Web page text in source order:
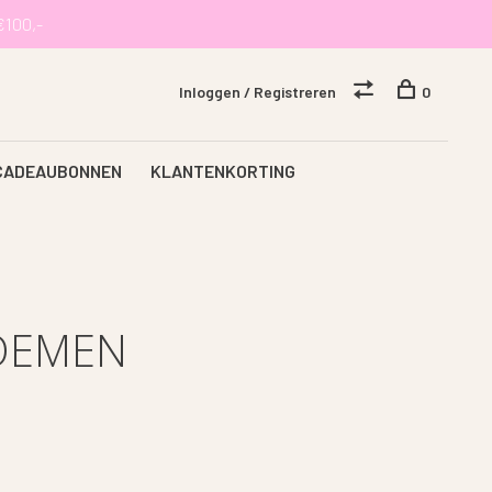
KLANTENKORTING
Inloggen / Registreren 0